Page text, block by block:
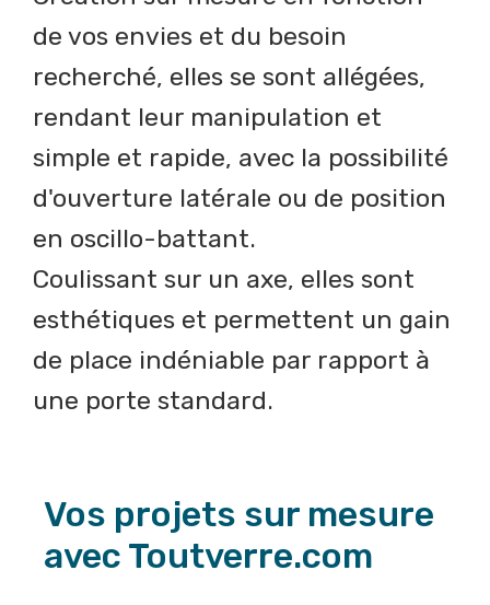
de vos envies et du besoin
recherché, elles se sont allégées,
rendant leur manipulation et
simple et rapide, avec la possibilité
d'ouverture latérale ou de position
en oscillo-battant.
Coulissant sur un axe, elles sont
esthétiques et permettent un gain
de place indéniable par rapport à
une porte standard.
Vos projets sur mesure
avec Toutverre.com